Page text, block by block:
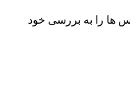
ها را به بررسی خود